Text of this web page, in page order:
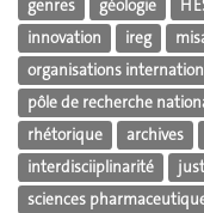
genres
géologie
innovation
ireg
organisations
pôle de recherche
rhétorique
archives
interdisciiplinarité
sciences